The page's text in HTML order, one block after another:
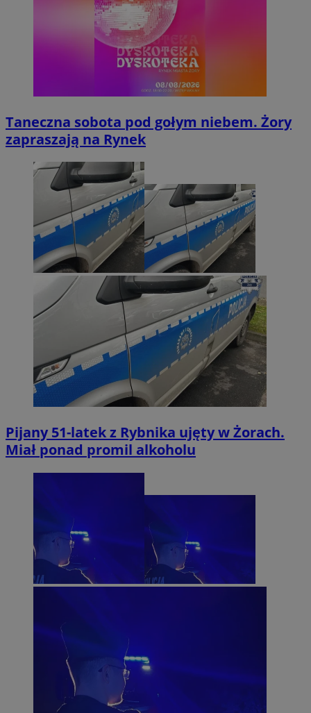
Taneczna sobota pod gołym niebem. Żory
zapraszają na Rynek
Pijany 51-latek z Rybnika ujęty w Żorach.
Miał ponad promil alkoholu